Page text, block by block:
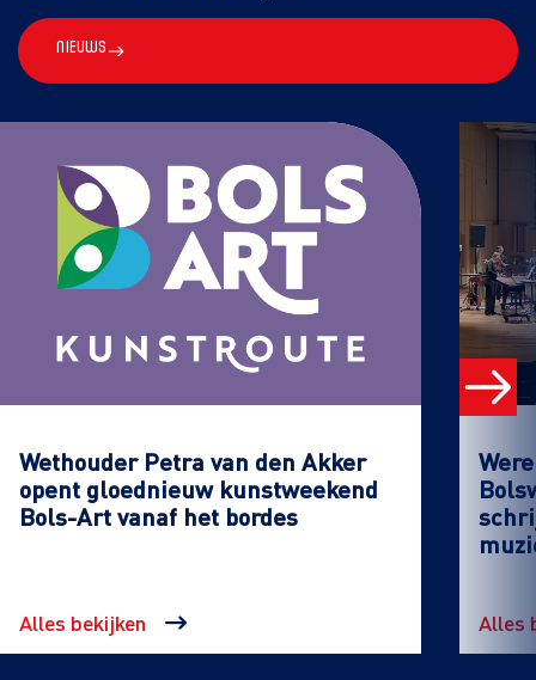
Nieuws
Wethouder Petra van den Akker
opent gloednieuw kunstweekend
Bols-Art vanaf het bordes
Alles bekijken Alles